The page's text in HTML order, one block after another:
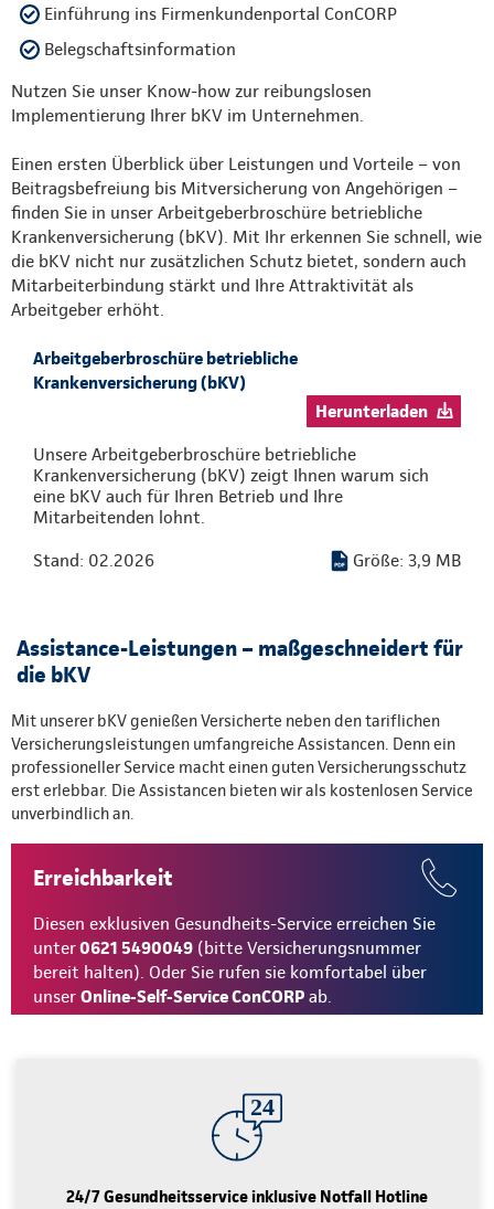
Einführung ins Firmenkundenportal ConCORP
Belegschaftsinformation
Nutzen Sie unser Know-how zur reibungslosen
Implementierung Ihrer bKV im Unternehmen.
Einen ersten Überblick über Leistungen und Vorteile – von
Beitragsbefreiung bis Mitversicherung von Angehörigen –
finden Sie in unser Arbeitgeberbroschüre betriebliche
Krankenversicherung (bKV). Mit Ihr erkennen Sie schnell, wie
die bKV nicht nur zusätzlichen Schutz bietet, sondern auch
Mitarbeiterbindung stärkt und Ihre Attraktivität als
Arbeitgeber erhöht.
Arbeitgeberbroschüre betriebliche
Krankenversicherung (bKV)
Herunterladen
Unsere Arbeitgeberbroschüre betriebliche
Krankenversicherung (bKV) zeigt Ihnen warum sich
eine bKV auch für Ihren Betrieb und Ihre
Mitarbeitenden lohnt.
Stand: 02.2026 Größe: 3,9 MB
Assistance-Leistungen – maßgeschneidert für
die bKV
Mit unserer bKV genießen Versicherte neben den tariflichen
Versicherungsleistungen umfangreiche Assistancen. Denn ein
professioneller Service macht einen guten Versicherungsschutz
erst erlebbar. Die Assistancen bieten wir als kostenlosen Service
unverbindlich an.
Erreichbarkeit
Diesen exklusiven Gesundheits-Service erreichen Sie
unter0621 5490049 (bitte Versicherungsnummer
bereit halten). Oder Sie rufen sie komfortabel über
unser Online-Self-Service ConCORP ab.
24/7 Gesundheitsservice inklusive Notfall Hotline